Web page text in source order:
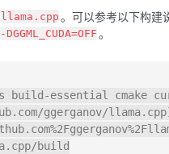
llama.cpp 。可以参考以下构建
-DGGML_CUDA=OFF 。
essential cmake
ggerganov/
build